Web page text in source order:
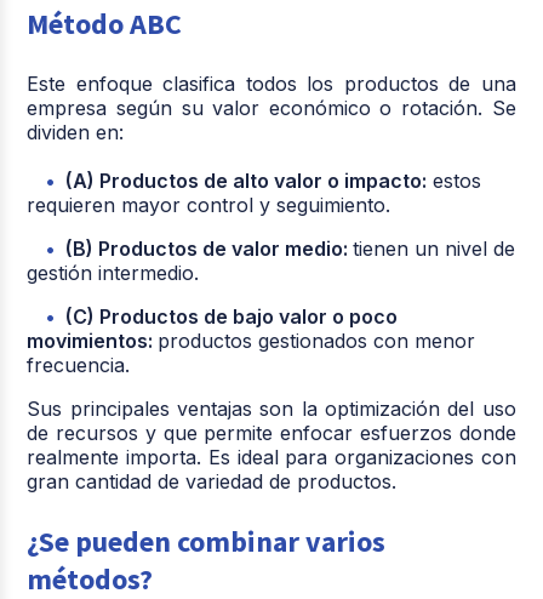
Método ABC
Este enfoque clasifica todos los productos de una
empresa según su valor económico o rotación. Se
dividen en:
(A) Productos de alto valor o impacto: estos
requieren mayor control y seguimiento.
(B) Productos de valor medio:tienen un nivel de
gestión intermedio.
(C) Productos de bajo valor o poco
movimientos: productos gestionados con menor
frecuencia.
Sus principales ventajas son la optimización del uso
de recursos y que permite enfocar esfuerzos donde
realmente importa. Es ideal para organizaciones con
gran cantidad de variedad de productos.
¿Se pueden combinar varios
métodos?